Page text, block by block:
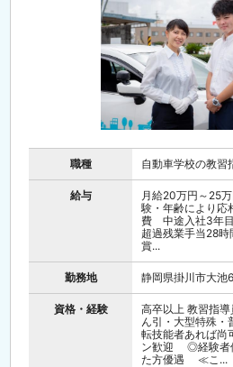
職種 自動車学校の教習
給与
月給20万円～25
験・年齢により応
費 中途入社3年
超過残業手当28
賞...
勤務地 静岡県掛川市大池
資格・経験
高卒以上 教習指
ん引・大型特殊・
転技能者あれば尚
ン歓迎 ◎経験者
た方優遇 ≪こ...